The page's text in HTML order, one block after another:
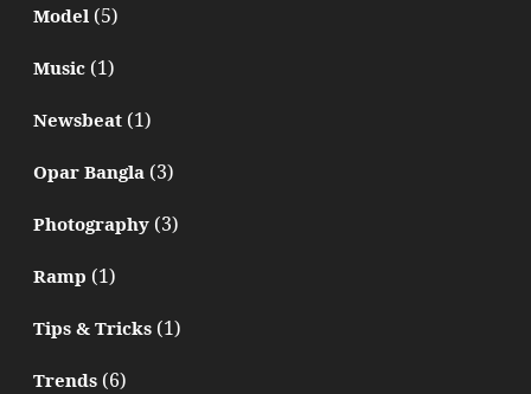
Model(5)
Music(1)
Newsbeat(1)
Opar Bangla(3)
Photography(3)
Ramp (1)
Tips & Tricks(1)
Trends(6)